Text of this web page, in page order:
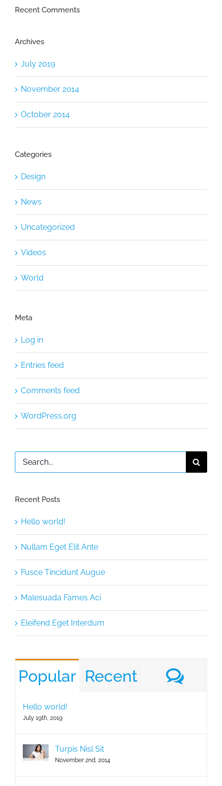
Recent Comments
Archives
July 2019
November 2014
October 2014
Categories
Design
News
Uncategorized
Videos
World
Meta
Log in
Entries feed
Comments feed
WordPress.org
Search
for:
Recent Posts
Hello world!
Nullam Eget Elit Ante
Fusce Tincidunt Augue
Malesuada Fames Aci
Eleifend Eget Interdum
Popular Recent
Hello world!
July 19th, 2019
Turpis Nisl Sit
November 2nd, 2014